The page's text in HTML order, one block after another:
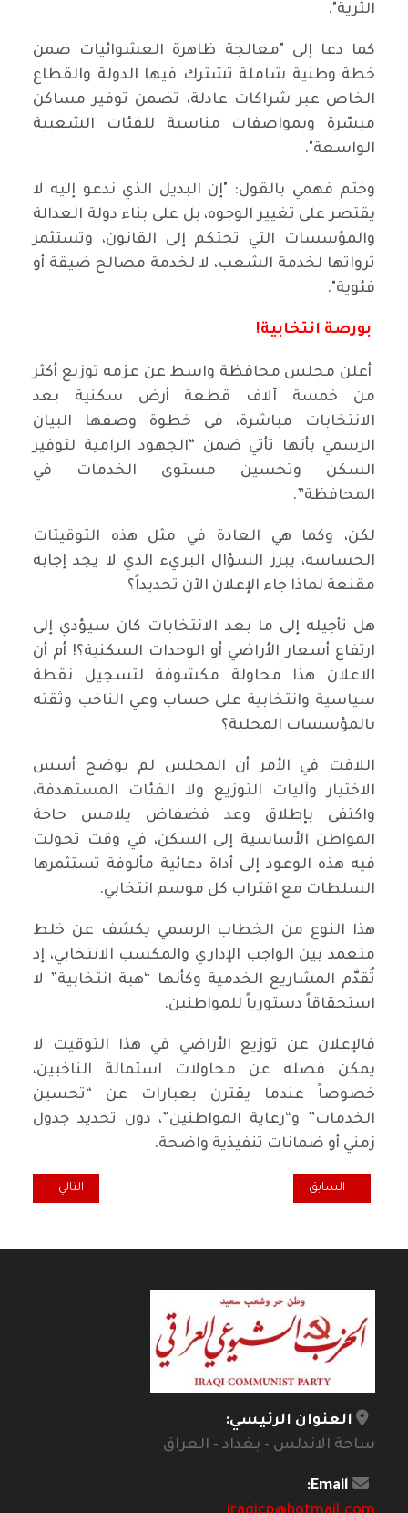
الثرية".
كما دعا إلى "معالجة ظاهرة العشوائيات ضمن
خطة وطنية شاملة تشترك فيها الدولة والقطاع
الخاص عبر شراكات عادلة، تضمن توفير مساكن
ميسّرة وبمواصفات مناسبة للفئات الشعبية
الواسعة".
وختم فهمي بالقول: "إن البديل الذي ندعو إليه لا
يقتصر على تغيير الوجوه، بل على بناء دولة العدالة
والمؤسسات التي تحتكم إلى القانون، وتستثمر
ثرواتها لخدمة الشعب، لا لخدمة مصالح ضيقة أو
فئوية".
بورصة انتخابية!
أعلن مجلس محافظة واسط عن عزمه توزيع أكثر
من خمسة آلاف قطعة أرض سكنية بعد
الانتخابات مباشرة، في خطوة وصفها البيان
الرسمي بأنها تأتي ضمن “الجهود الرامية لتوفير
السكن وتحسين مستوى الخدمات في
المحافظة”.
لكن، وكما هي العادة في مثل هذه التوقيتات
الحساسة، يبرز السؤال البريء الذي لا يجد إجابة
مقنعة لماذا جاء الإعلان الآن تحديداً؟
هل تأجيله إلى ما بعد الانتخابات كان سيؤدي إلى
ارتفاع أسعار الأراضي أو الوحدات السكنية؟! أم أن
الاعلان هذا محاولة مكشوفة لتسجيل نقطة
سياسية وانتخابية على حساب وعي الناخب وثقته
بالمؤسسات المحلية؟
اللافت في الأمر أن المجلس لم يوضح أسس
الاختيار وآليات التوزيع ولا الفئات المستهدفة،
واكتفى بإطلاق وعد فضفاض يلامس حاجة
المواطن الأساسية إلى السكن، في وقت تحولت
فيه هذه الوعود إلى أداة دعائية مألوفة تستثمرها
السلطات مع اقتراب كل موسم انتخابي.
هذا النوع من الخطاب الرسمي يكشف عن خلط
متعمد بين الواجب الإداري والمكسب الانتخابي، إذ
تُقدَّم المشاريع الخدمية وكأنها “هبة انتخابية” لا
استحقاقاً دستورياً للمواطنين.
فالإعلان عن توزيع الأراضي في هذا التوقيت لا
يمكن فصله عن محاولات استمالة الناخبين،
خصوصاً عندما يقترن بعبارات عن “تحسين
الخدمات” و“رعاية المواطنين”، دون تحديد جدول
زمني أو ضمانات تنفيذية واضحة.
المقال السابق: بلاغ صحفي مشترك عن لقاء الشيوعي العراقي والشيوعي
السابق المقال التالي: على
التالي
العنوان الرئيسي:
ساحة الاندلس - بغداد - العراق
Email: